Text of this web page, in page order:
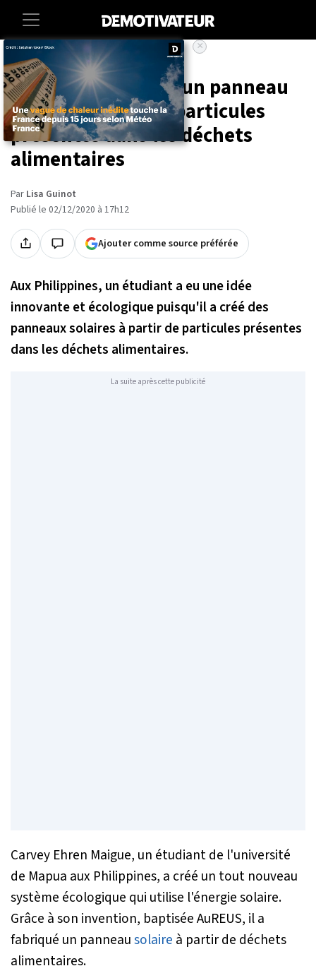
Accueil Societe Environnement
Un étudiant a créé un panneau
solaire à partir de particules
présentes dans les déchets
alimentaires
Par Lisa Guinot
Publié le 02/12/2020 à 17h12
Ajouter comme source préférée
Aux Philippines, un étudiant a eu une idée
innovante et écologique puisqu'il a créé des
panneaux solaires à partir de particules présentes
dans les déchets alimentaires.
La suite après cette publicité
Carvey Ehren Maigue, un étudiant de l'université
de Mapua aux Philippines, a créé un tout nouveau
système écologique qui utilise l'énergie solaire.
Grâce à son invention, baptisée AuREUS, il a
fabriqué un panneausolaire à partir de déchets
alimentaires.
×